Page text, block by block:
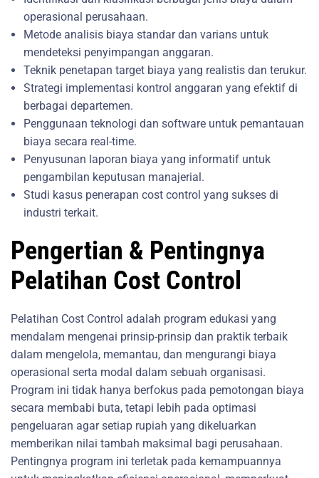
operasional perusahaan.
Metode analisis biaya standar dan varians untuk
mendeteksi penyimpangan anggaran.
Teknik penetapan target biaya yang realistis dan terukur.
Strategi implementasi kontrol anggaran yang efektif di
berbagai departemen.
Penggunaan teknologi dan software untuk pemantauan
biaya secara real-time.
Penyusunan laporan biaya yang informatif untuk
pengambilan keputusan manajerial.
Studi kasus penerapan cost control yang sukses di
industri terkait.
Pengertian & Pentingnya
Pelatihan Cost Control
Pelatihan Cost Control adalah program edukasi yang
mendalam mengenai prinsip-prinsip dan praktik terbaik
dalam mengelola, memantau, dan mengurangi biaya
operasional serta modal dalam sebuah organisasi.
Program ini tidak hanya berfokus pada pemotongan biaya
secara membabi buta, tetapi lebih pada optimasi
pengeluaran agar setiap rupiah yang dikeluarkan
memberikan nilai tambah maksimal bagi perusahaan.
Pentingnya program ini terletak pada kemampuannya